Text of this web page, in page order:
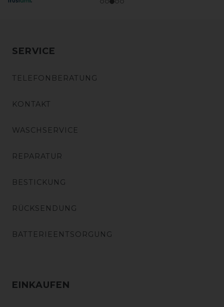
SERVICE
TELEFONBERATUNG
KONTAKT
WASCHSERVICE
REPARATUR
BESTICKUNG
RÜCKSENDUNG
BATTERIEENTSORGUNG
EINKAUFEN